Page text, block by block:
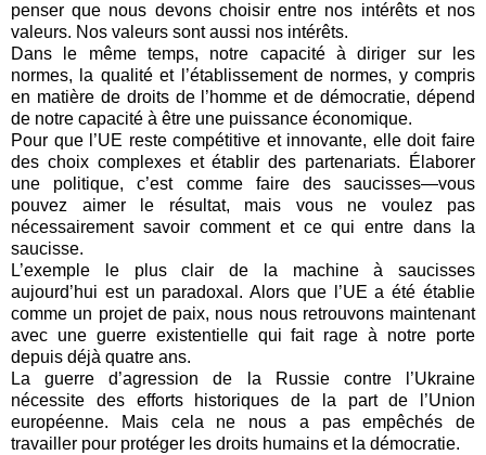
penser que nous devons choisir entre nos intérêts et nos
valeurs. Nos valeurs sont aussi nos intérêts.
Dans le même temps, notre capacité à diriger sur les
normes, la qualité et l’établissement de normes, y compris
en matière de droits de l’homme et de démocratie, dépend
de notre capacité à être une puissance économique.
Pour que l’UE reste compétitive et innovante, elle doit faire
des choix complexes et établir des partenariats. Élaborer
une politique, c’est comme faire des saucisses—vous
pouvez aimer le résultat, mais vous ne voulez pas
nécessairement savoir comment et ce qui entre dans la
saucisse.
L’exemple le plus clair de la machine à saucisses
aujourd’hui est un paradoxal. Alors que l’UE a été établie
comme un projet de paix, nous nous retrouvons maintenant
avec une guerre existentielle qui fait rage à notre porte
depuis déjà quatre ans.
La guerre d’agression de la Russie contre l’Ukraine
nécessite des efforts historiques de la part de l’Union
européenne. Mais cela ne nous a pas empêchés de
travailler pour protéger les droits humains et la démocratie.